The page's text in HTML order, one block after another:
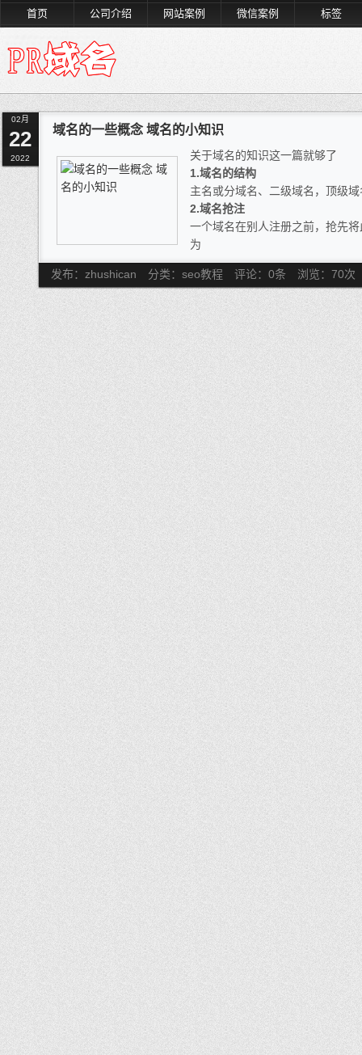
首页 公司介绍 网站案例 微信案例 标签
02月
22
2022
域名的一些概念 域名的小知识
关于域名的知识这一篇就够了
1.域名的结构
主名或分域名、二级域名，顶级域
2.域名抢注
一个域名在别人注册之前，抢先
为
3.域名管理的权限
域名管理权限用来做做域名解析
是域名所有者的重要证据，是管
建站系统建站后生成的后台管理
理权限可以通过域名注册信息获
由此判断域名注册商和域名所有
域名下子域名，管理域名的IP指向
发布：zhushican 分类：seo教程 评论：0条 浏览： 70次